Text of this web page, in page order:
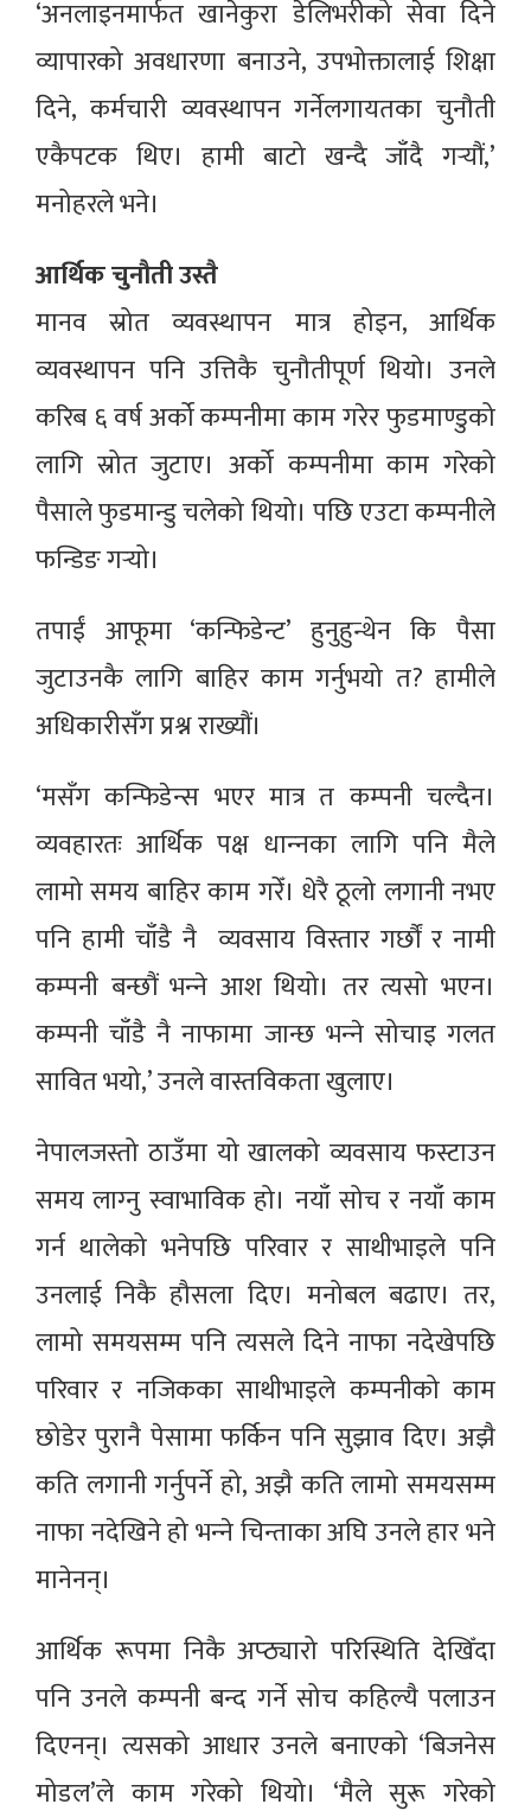
‘अनलाइनमार्फत खानेकुरा डेलिभरीको सेवा दिने
व्यापारको अवधारणा बनाउने, उपभोक्तालाई शिक्षा
दिने, कर्मचारी व्यवस्थापन गर्नेलगायतका चुनौती
एकैपटक थिए। हामी बाटो खन्दै जाँदै गर्‍यौं,’
मनोहरले भने।
आर्थिक चुनौती उस्तै
मानव स्रोत व्यवस्थापन मात्र होइन, आर्थिक
व्यवस्थापन पनि उत्तिकै चुनौतीपूर्ण थियो। उनले
करिब ६ वर्ष अर्को कम्पनीमा काम गरेर फुडमाण्डुको
लागि स्रोत जुटाए। अर्को कम्पनीमा काम गरेको
पैसाले फुडमान्डु चलेको थियो। पछि एउटा कम्पनीले
फन्डिङ गर्‍यो।
तपाईं आफूमा ‘कन्फिडेन्ट’ हुनुहुन्थेन कि पैसा
जुटाउनकै लागि बाहिर काम गर्नुभयो त? हामीले
अधिकारीसँग प्रश्न राख्यौं।
‘मसँग कन्फिडेन्स भएर मात्र त कम्पनी चल्दैन।
व्यवहारतः आर्थिक पक्ष धान्‍नका लागि पनि मैले
लामो समय बाहिर काम गरेँ। धेरै ठूलो लगानी नभए
पनि हामी चाँडै नै व्यवसाय विस्तार गर्छौं र नामी
कम्पनी बन्छौं भन्‍ने आश थियो। तर त्यसो भएन।
कम्पनी चाँडै नै नाफामा जान्छ भन्‍ने सोचाइ गलत
सावित भयो,’ उनले वास्तविकता खुलाए।
नेपालजस्तो ठाउँमा यो खालको व्यवसाय फस्टाउन
समय लाग्‍नु स्वाभाविक हो। नयाँ सोच र नयाँ काम
गर्न थालेको भनेपछि परिवार र साथीभाइले पनि
उनलाई निकै हौसला दिए। मनोबल बढाए। तर,
लामो समयसम्म पनि त्यसले दिने नाफा नदेखेपछि
परिवार र नजिकका साथीभाइले कम्पनीको काम
छोडेर पुरानै पेसामा फर्किन पनि सुझाव दिए। अझै
कति लगानी गर्नुपर्ने हो, अझै कति लामो समयसम्म
नाफा नदेखिने हो भन्‍ने चिन्ताका अघि उनले हार भने
मानेनन्।
आर्थिक रूपमा निकै अप्ठ्यारो परिस्थिति देखिँदा
पनि उनले कम्पनी बन्द गर्ने सोच कहिल्यै पलाउन
दिएनन्। त्यसको आधार उनले बनाएको ‘बिजनेस
मोडल’ले काम गरेको थियो। ‘मैले सुरू गरेको